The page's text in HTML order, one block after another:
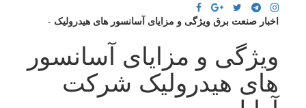
اخبار صنعت برق ویژگی و مزایای آسانسور های هیدرولیک -
ویژگی و مزایای آسانسور
های هیدرولیک شرکت